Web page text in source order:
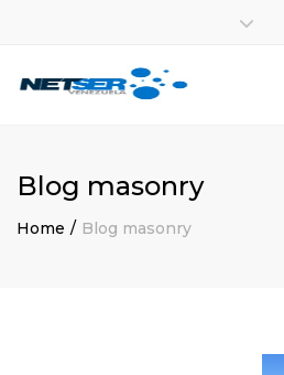
+ 584122246305
Blog masonry
Home Blog masonry